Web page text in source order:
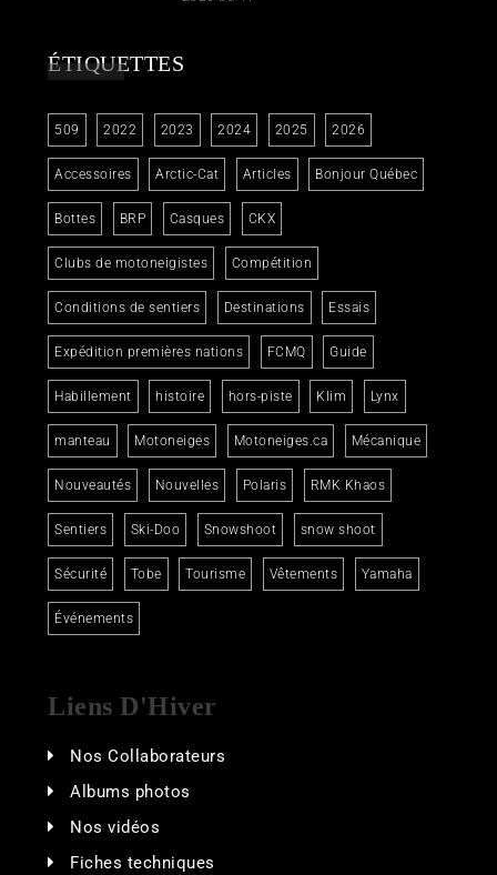
ÉTIQUETTES
509 2022 2023 2024 2025 2026
Accessoires Arctic-Cat Articles Bonjour Québec
Bottes BRP Casques CKX
Clubs de motoneigistes Compétition
Conditions de sentiers Destinations Essais
Expédition premières nations FCMQ Guide
Habillement histoire hors-piste Klim Lynx
manteau Motoneiges Motoneiges.ca Mécanique
Nouveautés Nouvelles Polaris RMK Khaos
Sentiers Ski-Doo Snowshoot snow shoot
Sécurité Tobe Tourisme Vêtements Yamaha
Événements
Liens D'Hiver
Nos Collaborateurs
Albums photos
Nos vidéos
Fiches techniques